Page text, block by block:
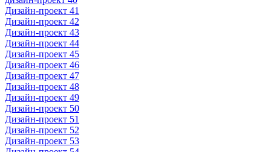
Дизайн-проект 41
Дизайн-проект 42
Дизайн-проект 43
Дизайн-проект 44
Дизайн-проект 45
Дизайн-проект 46
Дизайн-проект 47
Дизайн-проект 48
Дизайн-проект 49
Дизайн-проект 50
Дизайн-проект 51
Дизайн-проект 52
Дизайн-проект 53